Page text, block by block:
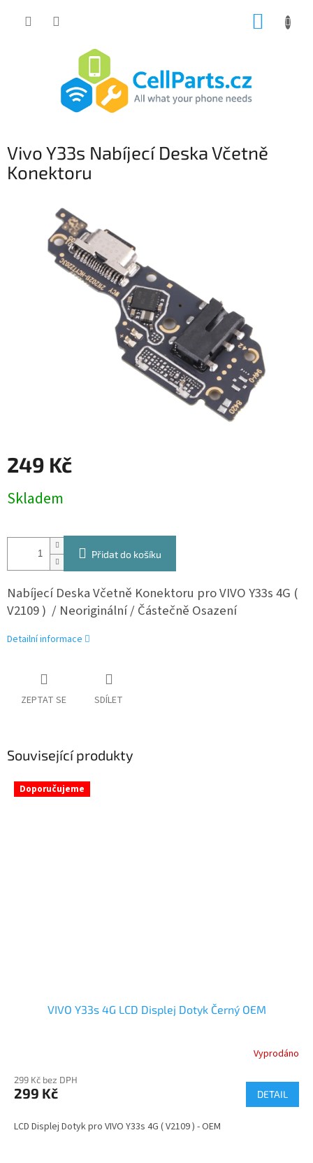
Vivo Y33s Nabíjecí Deska Včetně
Konektoru
249 Kč
cena:
Skladem
Přidat do košíku
Nabíjecí Deska Včetně Konektoru proVIVO Y33s 4G (
V2109 ) / Neoriginální / Částečně Osazení
Detailní informace
ZEPTAT SE SDÍLET
Související produkty
Doporučujeme
VIVO Y33s 4G LCD Displej Dotyk Černý OEM
Vyprodáno
299 Kč bez DPH
299 Kč DETAIL
LCD Displej Dotyk pro VIVO Y33s 4G ( V2109 ) - OEM